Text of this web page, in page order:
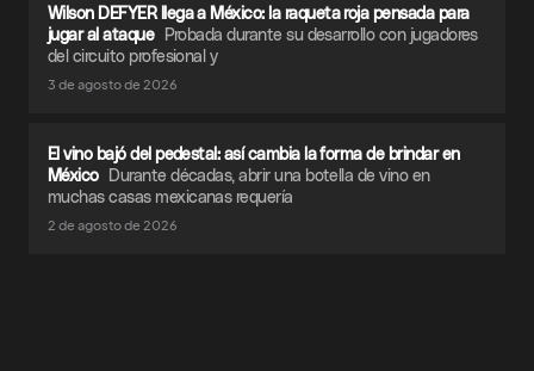
Wilson DEFYER llega a México: la raqueta roja pensada para
jugar al ataque Probada durante su desarrollo con jugadores
del circuito profesional y
3 de agosto de 2026
El vino bajó del pedestal: así cambia la forma de brindar en
México Durante décadas, abrir una botella de vino en
muchas casas mexicanas requería
2 de agosto de 2026